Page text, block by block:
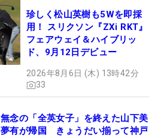
珍しく松山英樹も5Wを即採
用！ スリクソン『ZXi RKT』
フェアウェイ＆ハイブリッ
ド、9月12日デビュー
2026年8月6日 (木) 13時42分
33
無念の「全英女子」を終えた山下美
夢有が帰国 きょうだい揃って神戸